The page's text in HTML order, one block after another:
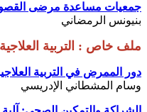
جمعيات مساعدة مرضى
بنيونس الرمضاني
ملف خاص : التربية العلاجية
دور الممرض في التربية
وسام المشطاني الإدريسي